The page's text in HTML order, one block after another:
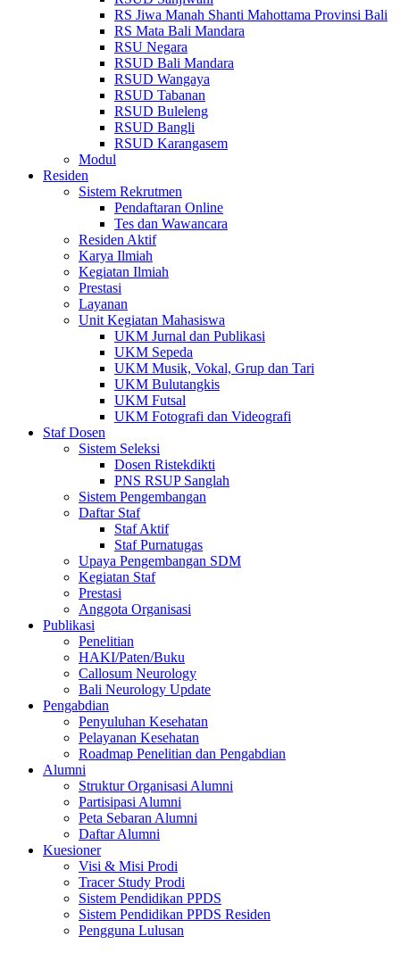
RS Jiwa Manah Shanti Mahottama Provinsi Bali
RS Mata Bali Mandara
RSU Negara
RSUD Bali Mandara
RSUD Wangaya
RSUD Tabanan
RSUD Buleleng
RSUD Bangli
RSUD Karangasem
Modul
Residen
Sistem Rekrutmen
Pendaftaran Online
Tes dan Wawancara
Residen Aktif
Karya Ilmiah
Kegiatan Ilmiah
Prestasi
Layanan
Unit Kegiatan Mahasiswa
UKM Jurnal dan Publikasi
UKM Sepeda
UKM Musik, Vokal, Grup dan Tari
UKM Bulutangkis
UKM Futsal
UKM Fotografi dan Videografi
Staf Dosen
Sistem Seleksi
Dosen Ristekdikti
PNS RSUP Sanglah
Sistem Pengembangan
Daftar Staf
Staf Aktif
Staf Purnatugas
Upaya Pengembangan SDM
Kegiatan Staf
Prestasi
Anggota Organisasi
Publikasi
Penelitian
HAKI/Paten/Buku
Callosum Neurology
Bali Neurology Update
Pengabdian
Penyuluhan Kesehatan
Pelayanan Kesehatan
Roadmap Penelitian dan Pengabdian
Alumni
Struktur Organisasi Alumni
Partisipasi Alumni
Peta Sebaran Alumni
Daftar Alumni
Kuesioner
Visi & Misi Prodi
Tracer Study Prodi
Sistem Pendidikan PPDS
Sistem Pendidikan PPDS Residen
Pengguna Lulusan